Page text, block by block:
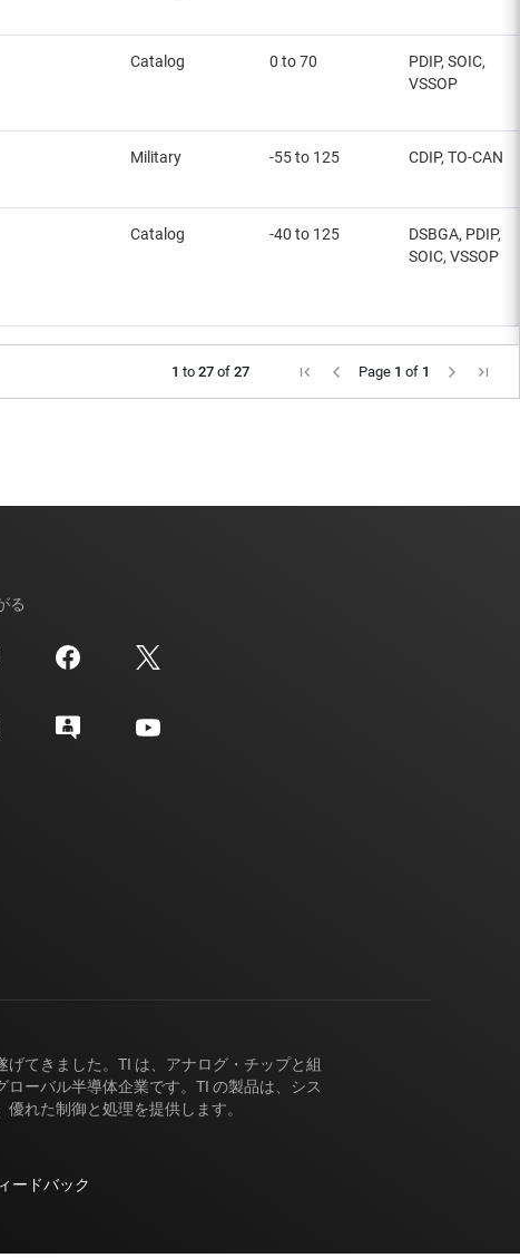
Catalog 0 to 70
PDIP, SOIC,
VSSOP
Military -55 to 125 CDIP, TO-CAN
Catalog -40 to 125
DSBGA, PDIP,
SOIC, VSSOP
1 to 27 of 27 Page 1 of 1
る
てきました。TI は、アナログ・チップと組
ーバル半導体企業です。TI の製品は、シス
れた制御と処理を提供します。
ードバック